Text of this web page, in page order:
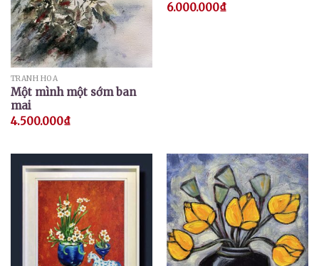
TRANH HOA
Một mình một sớm ban
mai
4.500.000₫
6.000.000₫